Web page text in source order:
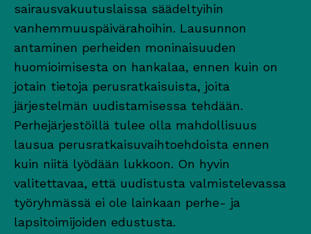
sairausvakuutuslaissa säädeltyihin
vanhemmuuspäivärahoihin. Lausunnon
antaminen perheiden moninaisuuden
huomioimisesta on hankalaa, ennen kuin on
jotain tietoja perusratkaisuista, joita
järjestelmän uudistamisessa tehdään.
Perhejärjestöillä tulee olla mahdollisuus
lausua perusratkaisuvaihtoehdoista ennen
kuin niitä lyödään lukkoon. On hyvin
valitettavaa, että uudistusta valmistelevassa
työryhmässä ei ole lainkaan perhe- ja
lapsitoimijoiden edustusta.